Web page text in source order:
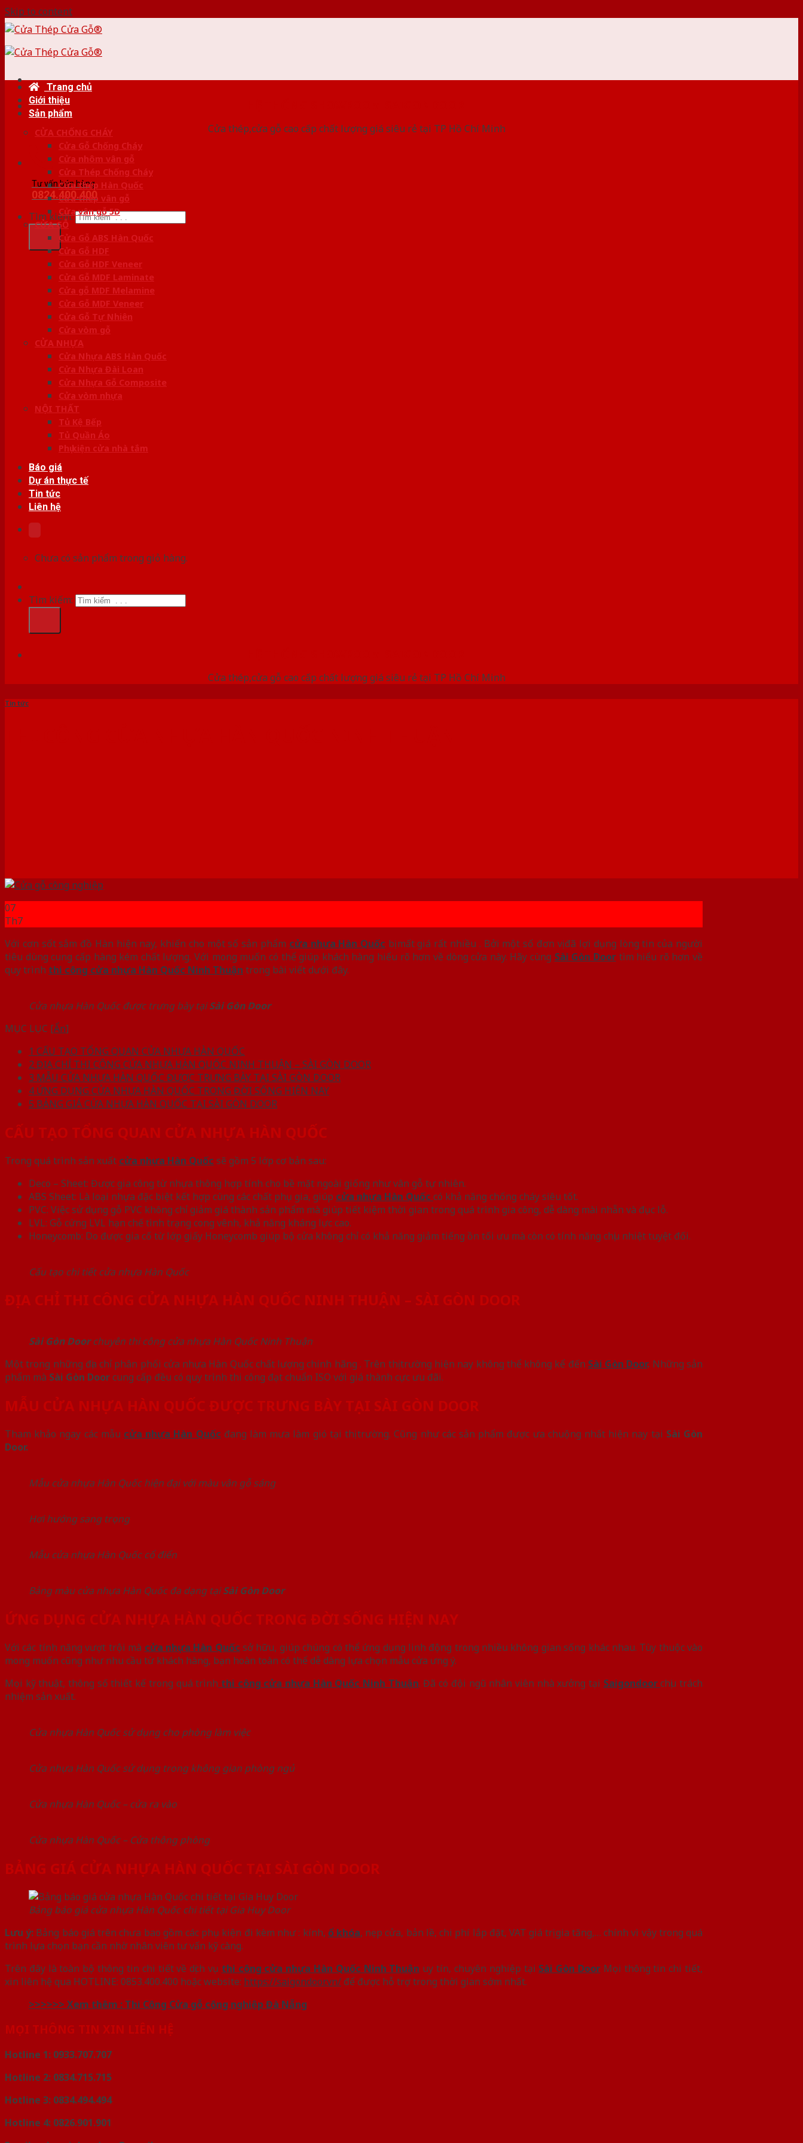
Skip to content
Cửa thép,cửa gỗ cao cấp chất lượng giá siêu rẻ tại TP Hồ Chí Minh
Tư vấn bán hàng
0824.400.400
Tìm kiếm:
Trang chủ
Giới thiệu
Sản phẩm
CỬA CHỐNG CHÁY
Cửa Gỗ Chống Cháy
Cửa nhôm vân gỗ
Cửa Thép Chống Cháy
Cửa thép Hàn Quốc
Cửa thép vân gỗ
Cửa vân gỗ 5D
CỬA GỖ
Cửa Gỗ ABS Hàn Quốc
Cửa Gỗ HDF
Cửa Gỗ HDF Veneer
Cửa Gỗ MDF Laminate
Cửa gỗ MDF Melamine
Cửa Gỗ MDF Veneer
Cửa Gỗ Tự Nhiên
Cửa vòm gỗ
CỬA NHỰA
Cửa Nhựa ABS Hàn Quốc
Cửa Nhựa Đài Loan
Cửa Nhựa Gỗ Composite
Cửa vòm nhựa
NỘI THẤT
Tủ Kệ Bếp
Tủ Quần Áo
Phụ kiện cửa nhà tắm
Báo giá
Dự án thực tế
Tin tức
Liên hệ
Chưa có sản phẩm trong giỏ hàng.
Tìm kiếm:
Cửa thép,cửa gỗ cao cấp chất lượng giá siêu rẻ tại TP Hồ Chí Minh
Tin tức
07
Th7
Với cơn sốt sắm đồ Hàn hiện nay, khiến cho một số sản phẩm cửa nhựa Hàn Quốc bị mất giá rất nhiều . Bởi một số đơn vị đã lợi dụng lòng tin của người
tiêu dùng cung cấp hàng kém chất lượng. Với mong muốn có thể giúp khách hàng hiểu rõ hơn về dòng cửa này. Hãy cùng Sài Gòn Doortìm hiểu rõ hơn về
quy trình thi công cửa nhựa Hàn Quốc Ninh Thuận trong bài viết dưới đây.
Cửa nhựa Hàn Quốc được trưng bày tạiSài Gòn Door
MỤC LỤC [Ẩn]
1 CẤU TẠO TỔNG QUAN CỬA NHỰA HÀN QUỐC
2ĐỊA CHỈ THI CÔNG CỬA NHỰA HÀN QUỐC NINH THUẬN – SÀI GÒN DOOR
3 MẪU CỬA NHỰA HÀN QUỐC ĐƯỢC TRƯNG BÀY TẠI SÀI GÒN DOOR
4 ỨNG DỤNG CỬA NHỰA HÀN QUỐC TRONG ĐỜI SỐNG HIỆN NAY
5 BẢNG GIÁ CỬA NHỰA HÀN QUỐC TẠI SÀI GÒN DOOR
CẤU TẠO TỔNG QUAN CỬA NHỰA HÀN QUỐC
Trong quá trình sản xuất cửa nhựa Hàn Quốc sẽ gồm 5 lớp cơ bản sau:
Deco – Sheet: Được gia công từ nhựa thông hợp tính cho bề mặt ngoài giống như vân gỗ tự nhiên.
ABS Sheet: Là loại nhựa đặc biệt kết hợp cùng các chất phụ gia, giúp cửa nhựa Hàn Quốc có khả năng chống cháy siêu tốt.
PVC: Việc sử dụng gỗ PVC không chỉ giảm giá thành sản phẩm mà giúp tiết kiệm thời gian trong quá trình gia công, dễ dàng mài nhẵn và đục lỗ.
LVL: Gỗ cứng LVL hạn chế tình trạng cong vênh, khả năng kháng lực cao.
Honeycomb: Do được gia cố từ lớp giấy Honeycomb giúp bộ cửa không chỉ có khả năng giảm tiếng ồn tối ưu mà còn có tính năng chịu nhiệt tuyệt đối.
Cấu tạo chi tiết cửa nhựa Hàn Quốc
ĐỊA CHỈ THI CÔNG CỬA NHỰA HÀN QUỐC NINH THUẬN – SÀI GÒN DOOR
Sài Gòn Doorchuyên thi công cửa nhựa Hàn Quốc Ninh Thuận
Một trong những địa chỉ phân phối cửa nhựa Hàn Quốc chất lượng chính hãng . Trên thị trường hiện nay không thể không kể đến Sài Gòn Door. Những sản
phẩm mà Sài Gòn Doorcung cấp đều có quy trình thi công đạt chuẩn ISO với giá thành cực ưu đãi.
MẪU CỬA NHỰA HÀN QUỐC ĐƯỢC TRƯNG BÀY TẠI SÀI GÒN DOOR
Tham khảo ngay các mẫu cửa nhựa Hàn Quốc đang làm mưa làm gió tại thị trường. Cũng như các sản phẩm được ưa chuộng nhất hiện nay tại Sài Gòn
Door.
Mẫu cửa nhựa Hàn Quốc hiện đại với màu vân gỗ sáng
Hơi hướng sang trọng
Mẫu cửa nhựa Hàn Quốc cổ điển
Bảng màu cửa nhựa Hàn Quốc đa dạng tạiSài Gòn Door
ỨNG DỤNG CỬA NHỰA HÀN QUỐC TRONG ĐỜI SỐNG HIỆN NAY
Với các tính năng vượt trội mà cửa nhựa Hàn Quốc sở hữu, giúp chúng có thể ứng dụng linh động trong nhiều không gian sống khác nhau. Tùy thuộc vào
mong muốn cũng như nhu cầu từ khách hàng, bạn hoàn toàn có thể dễ dàng lựa chọn mẫu cửa ưng ý.
Mọi kỹ thuật, thông số thiết kế trong quá trình thi công cửa nhựa Hàn Quốc Ninh Thuận. Đã có đội ngũ nhân viên nhà xưởng tại Saigondoorchịu trách
nhiệm sản xuất.
Cửa nhựa Hàn Quốc sử dụng cho phòng làm việc
Cửa nhựa Hàn Quốc sử dụng trong không gian phòng ngủ
Cửa nhựa Hàn Quốc – cửa ra vào
Cửa nhựa Hàn Quốc – Cửa thông phòng
BẢNG GIÁ CỬA NHỰA HÀN QUỐC TẠI SÀI GÒN DOOR
Bảng báo giá cửa nhựa Hàn Quốc chi tiết tại Gia Huy Door
Lưu ý: Bảng báo giá trên chưa bao gồm các phụ kiện đi kèm như : kính, ổ khóa, nẹp cửa, bản lề, chi phí lắp đặt, VAT giá trị gia tăng,… chính vì vậy trong quá
trình lựa chọn bạn cần nhờ nhân viên tư vấn kỹ càng.
Trên đây là toàn bộ thông tin chi tiết về dịch vụ thi công cửa nhựa Hàn Quốc Ninh Thuận uy tín, chuyên nghiệp tại Sài Gòn DoorMọi thông tin chi tiết,
xin liên hệ qua HOTLINE: 0853.400.400 hoặc website: https://saigondoor.vn/ để được hỗ trợ trong thời gian sớm nhất.
>>>>>> Xem thêm : Thi Công Cửa gỗ công nghiệp Đà Nẵng
MỌI THÔNG TIN XIN LIÊN HỆ
Hotline 1: 0933.707.707
Hotline 2: 0834.715.715
Hotline 3: 0834.494.494
Hotline 4: 0826.901.901